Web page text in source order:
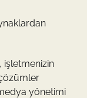
işletmenizin
yönetimi